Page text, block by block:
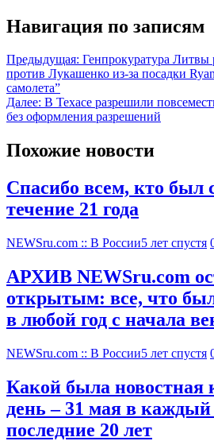
Навигация по записям
Предыдущая: Генпрокуратура Литвы
против Лукашенко из-за посадки
самолета”
Далее: В Техасе разрешили
без оформления разрешений
Похожие новости
Спасибо всем, кто был
течение 21 года
NEWSru.com :: В России5 лет спустя
АРХИВ NEWSru.com
открытым: все, что
в любой год с начала
NEWSru.com :: В России5 лет спустя
Какой была новостная
день – 31 мая в каждый
последние 20 лет